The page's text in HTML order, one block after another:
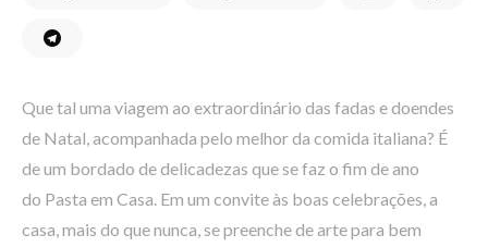
Que tal uma viagem ao extraordinário das fadas e doendes
de Natal, acompanhada pelo melhor da comida italiana? É
de um bordado de delicadezas que se faz o fim de ano
do Pasta em Casa. Em um convite às boas celebrações, a
casa, mais do que nunca, se preenche de arte para bem